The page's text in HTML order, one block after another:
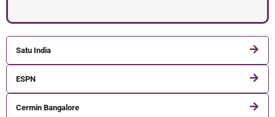
Satu India
ESPN
Cermin Bangalore